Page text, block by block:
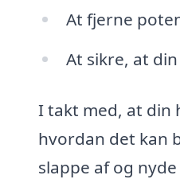
At fjerne
At sikre, at
I takt med, at din
hvordan det kan
slappe af og